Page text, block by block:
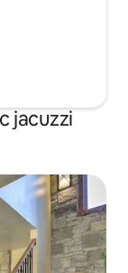
jacuzzi